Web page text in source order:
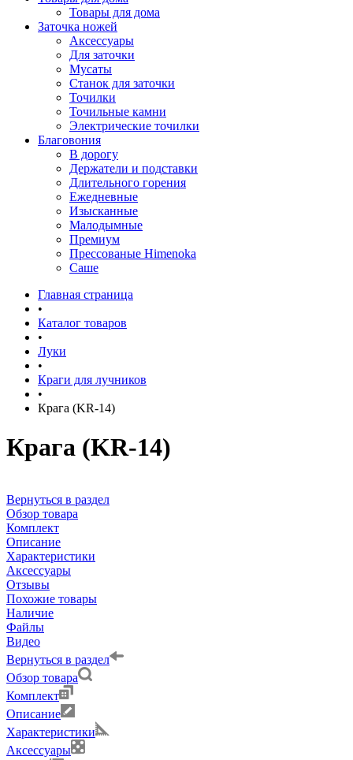
Товары для дома
Заточка ножей
Аксессуары
Для заточки
Мусаты
Станок для заточки
Точилки
Точильные камни
Электрические точилки
Благовония
В дорогу
Держатели и подставки
Длительного горения
Ежедневные
Изысканные
Малодымные
Премиум
Прессованые Himenoka
Саше
Главная страница
•
Каталог товаров
•
Луки
•
Краги для лучников
•
Крага (KR-14)
Крага (KR-14)
Вернуться в раздел
Обзор товара
Комплект
Описание
Характеристики
Аксессуары
Отзывы
Похожие товары
Наличие
Файлы
Видео
Вернуться в раздел
Обзор товара
Комплект
Описание
Характеристики
Аксессуары